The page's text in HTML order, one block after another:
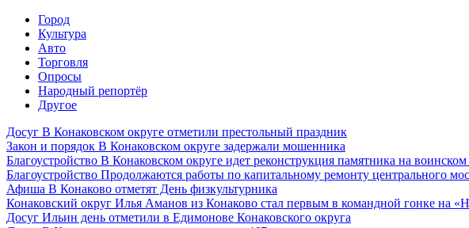
Город
Культура
Авто
Торговля
Опросы
Народный репортёр
Другое
Досуг В Конаковском округе отметили престольный праздник
Закон и порядок В Конаковском округе задержали мошенника
Благоустройство В Конаковском округе идет реконструкция памятника на воинском
Благоустройство Продолжаются работы по капитальному ремонту центрального
Афиша В Конаково отметят День физкультурника
Конаковский округ Илья Аманов из Конаково стал первым в командной гонке на
Досуг Ильин день отметили в Едимонове Конаковского округа